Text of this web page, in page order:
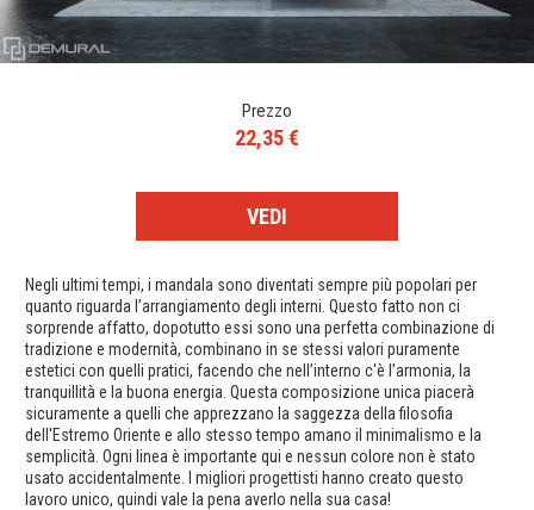
Prezzo
22,35 €
VEDI
Negli ultimi tempi, i mandala sono diventati sempre più popolari per
quanto riguarda l’arrangiamento degli interni. Questo fatto non ci
sorprende affatto, dopotutto essi sono una perfetta combinazione di
tradizione e modernità, combinano in se stessi valori puramente
estetici con quelli pratici, facendo che nell’interno c'è l’armonia, la
tranquillità e la buona energia. Questa composizione unica piacerà
sicuramente a quelli che apprezzano la saggezza della filosofia
dell'Estremo Oriente e allo stesso tempo amano il minimalismo e la
semplicità. Ogni linea è importante qui e nessun colore non è stato
usato accidentalmente. I migliori progettisti hanno creato questo
lavoro unico, quindi vale la pena averlo nella sua casa!